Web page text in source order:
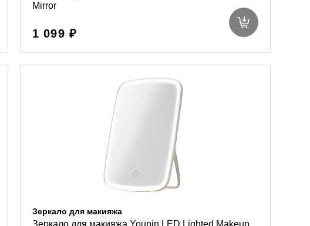
Mirror
1 099 ₽
Зеркало для макияжа